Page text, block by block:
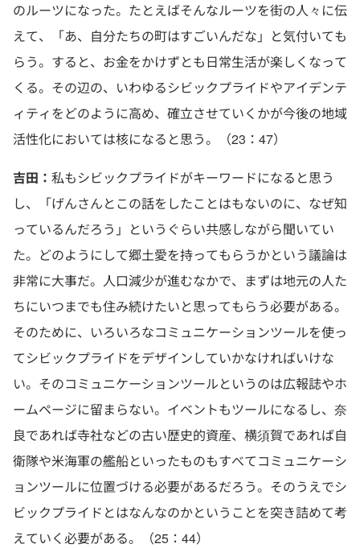
のルーツになった。たとえばそんなルーツを街の人々に伝
えて、「あ、自分たちの町はすごいんだな」と気付いても
らう。すると、お金をかけずとも日常生活が楽しくなって
くる。その辺の、いわゆるシビックプライドやアイデンテ
ィティをどのように高め、確立させていくかが今後の地域
活性化においては核になると思う。（23：47）
吉田： 私もシビックプライドがキーワードになると思う
し、「げんさんとこの話をしたことはもないのに、なぜ知
っているんだろう」というぐらい共感しながら聞いてい
た。どのようにして郷土愛を持ってもらうかという議論は
非常に大事だ。人口減少が進むなかで、まずは地元の人た
ちにいつまでも住み続けたいと思ってもらう必要がある。
そのために、いろいろなコミュニケーションツールを使っ
てシビックプライドをデザインしていかなければいけな
い。そのコミュニケーションツールというのは広報誌やホ
ームページに留まらない。イベントもツールになるし、奈
良であれば寺社などの古い歴史的資産、横須賀であれば自
衛隊や米海軍の艦船といったものもすべてコミュニケーシ
ョンツールに位置づける必要があるだろう。そのうえでシ
ビックプライドとはなんなのかということを突き詰めて考
えていく必要がある。（25：44）